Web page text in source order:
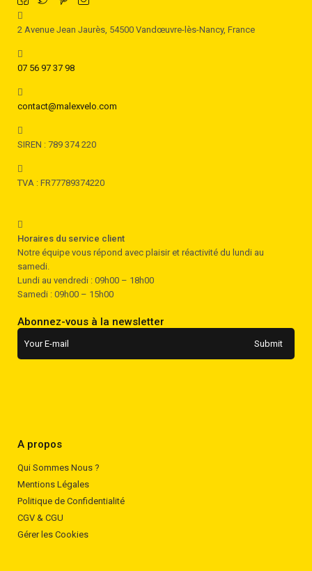
2 Avenue Jean Jaurès, 54500 Vandœuvre-lès-Nancy, France
07 56 97 37 98
contact@malexvelo.com
SIREN : 789 374 220
TVA : FR77789374220
Horaires du service client
Notre équipe vous répond avec plaisir et réactivité du lundi au
samedi.
Lundi au vendredi : 09h00 – 18h00
Samedi : 09h00 – 15h00
Abonnez-vous à la newsletter
A propos
Qui Sommes Nous ?
Mentions Légales
Politique de Confidentialité
CGV & CGU
Gérer les Cookies